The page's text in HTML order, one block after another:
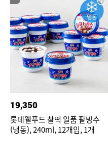
19,350
롯데웰푸드 찰떡 일품 팥빙수
(냉동), 240ml, 12개입, 1개